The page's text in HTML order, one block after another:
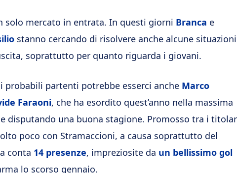
solo mercato in entrata. In questi giorni Branca e
stanno cercando di risolvere anche alcune situazioni
soprattutto per quanto riguarda i giovani.
probabili partenti potrebbe esserci anche Marco
Faraoni, che ha esordito quest’anno nella massima
disputando una buona stagione. Promosso tra i
poco con Stramaccioni, a causa soprattutto del
conta 14 presenze, impreziosite da un bellissimo gol
lo scorso gennaio.